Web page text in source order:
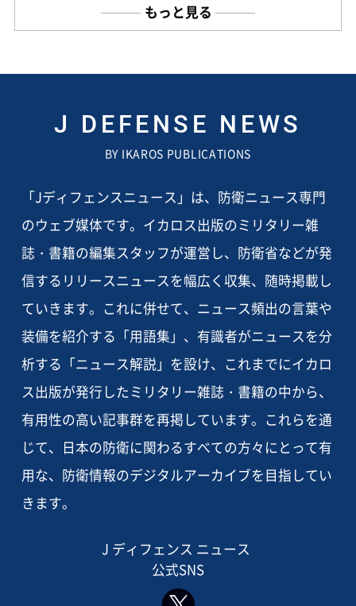
もっと見る
J DEFENSE NEWS
BY IKAROS PUBLICATIONS
「Jディフェンスニュース」は、防衛ニュース専門
のウェブ媒体です。イカロス出版のミリタリー雑
誌・書籍の編集スタッフが運営し、防衛省などが発
信するリリースニュースを幅広く収集、随時掲載し
ていきます。これに併せて、ニュース頻出の言葉や
装備を紹介する「用語集」、有識者がニュースを分
析する「ニュース解説」を設け、これまでにイカロ
ス出版が発行したミリタリー雑誌・書籍の中から、
有用性の高い記事群を再掲しています。これらを通
じて、日本の防衛に関わるすべての方々にとって有
用な、防衛情報のデジタルアーカイブを目指してい
きます。
J ディフェンス ニュース
公式SNS